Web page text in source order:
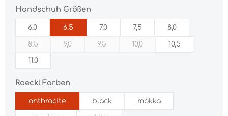
Handschuh Größen
6,0 6,5 7,0 7,5 8,0
8,5 9,0 9,5 10,0 10,5
11,0
Roeckl Farben
anthracite black mokka